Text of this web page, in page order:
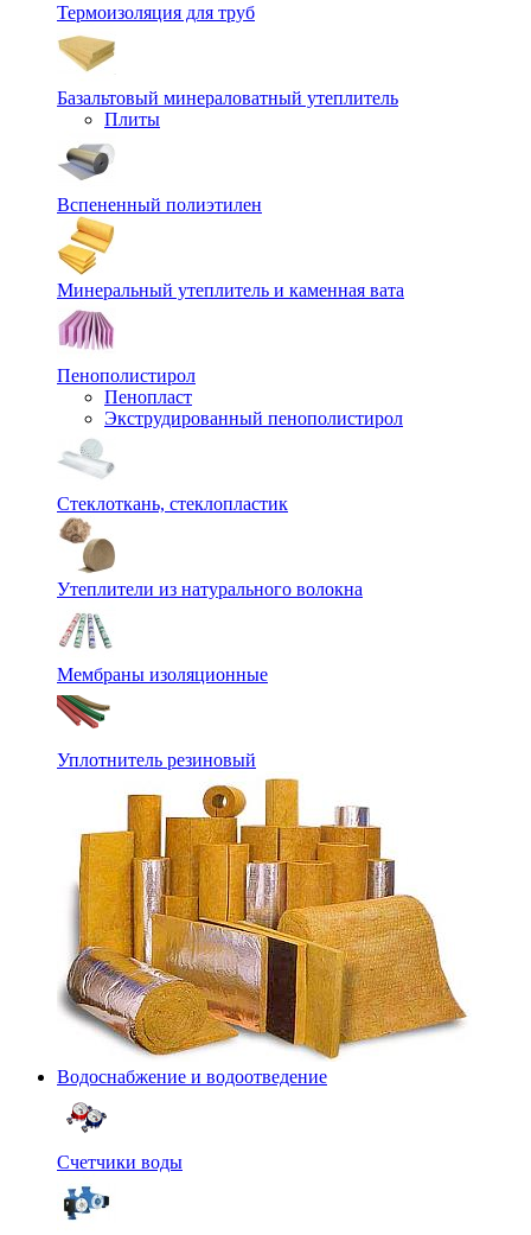
Термоизоляция для труб
Базальтовый минераловатный утеплитель
Плиты
Вспененный полиэтилен
Минеральный утеплитель и каменная вата
Пенополистирол
Пенопласт
Экструдированный пенополистирол
Стеклоткань, стеклопластик
Утеплители из натурального волокна
Мембраны изоляционные
Уплотнитель резиновый
Водоснабжение и водоотведение
Счетчики воды